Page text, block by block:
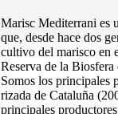
Marisc Mediterrani es
que, desde hace dos
cultivo del marisco en
Reserva de la
Somos los principales
rizada de Cataluña
principales